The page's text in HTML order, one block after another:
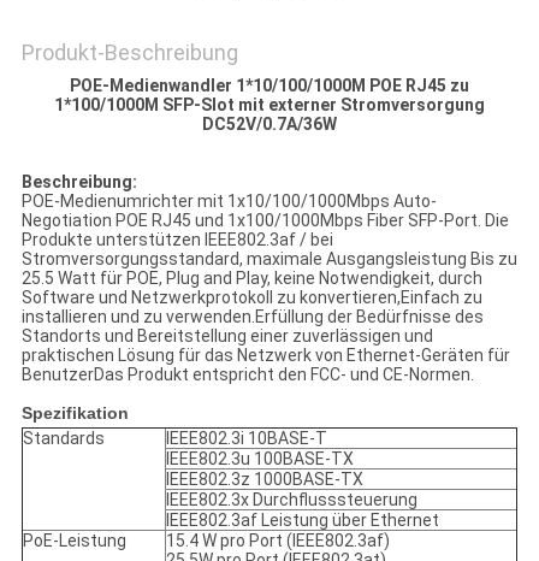
Produkt-Beschreibung
POE-Medienwandler 1*10/100/1000M POE RJ45 zu
1*100/1000M SFP-Slot mit externer Stromversorgung
DC52V/0.7A/36W
Beschreibung:
POE-Medienumrichter mit 1x10/100/1000Mbps Auto-
Negotiation POE RJ45 und 1x100/1000Mbps Fiber SFP-Port. Die
Produkte unterstützen IEEE802.3af / bei
Stromversorgungsstandard, maximale Ausgangsleistung Bis zu
25.5 Watt für POE, Plug and Play, keine Notwendigkeit, durch
Software und Netzwerkprotokoll zu konvertieren,Einfach zu
installieren und zu verwenden.Erfüllung der Bedürfnisse des
Standorts und Bereitstellung einer zuverlässigen und
praktischen Lösung für das Netzwerk von Ethernet-Geräten für
BenutzerDas Produkt entspricht den FCC- und CE-Normen.
Spezifikation
Standards
IEEE802.3i 10BASE-T
IEEE802.3u 100BASE-TX
IEEE802.3z 1000BASE-TX
IEEE802.3x Durchflusssteuerung
IEEE802.3af Leistung über Ethernet
PoE-Leistung
15.4 W pro Port (IEEE802.3af)